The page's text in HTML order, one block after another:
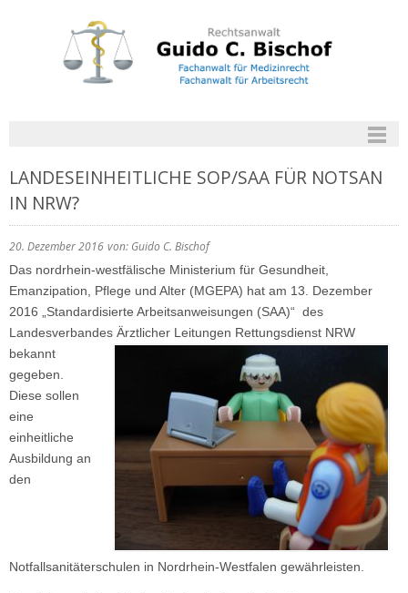
LANDESEINHEITLICHE SOP/SAA FÜR NOTSAN
IN NRW?
20. Dezember 2016 von: Guido C. Bischof
Das nordrhein-westfälische Ministerium für Gesundheit,
Emanzipation, Pflege und Alter (MGEPA) hat am 13. Dezember
2016 „Standardisierte Arbeitsanweisungen (SAA)“ des
Landesverbandes Ärztlicher Leitungen Rettungsdienst NRW
bekannt
gegeben.
Diese sollen
eine
einheitliche
Ausbildung an
den
Notfallsanitäterschulen in Nordrhein-Westfalen gewährleisten.